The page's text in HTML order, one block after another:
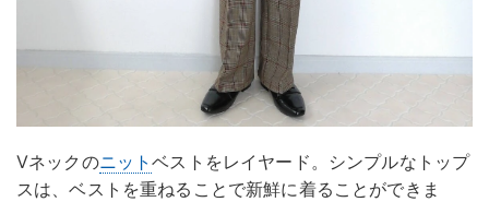
Vネックのニットベストをレイヤード。シンプルなトップ
スは、ベストを重ねることで新鮮に着ることができま